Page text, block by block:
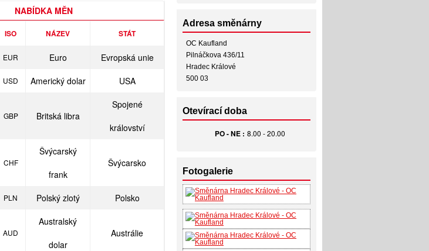
NABÍDKA MĚN
ISO NÁZEV STÁT
EUR Euro Evropská unie
USD Americký dolar USA
GBP Britská libra
Spojené
království
CHF
Švýcarský
frank
Švýcarsko
PLN Polský zlotý Polsko
AUD
Australský
dolar
Austrálie
Adresa směnárny
OC Kaufland
Pilnáčkova 436/11
Hradec Králové
500 03
Otevírací doba
PO - NE : 8.00 - 20.00
Fotogalerie